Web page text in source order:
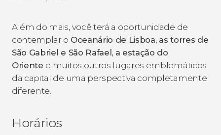
Além do mais, você terá a oportunidade de
contemplar o Oceanário de Lisboa, as torres de
São Gabriel e São Rafael, a estação do
Oriente e muitos outros lugares emblemáticos
da capital de uma perspectiva completamente
diferente.
Horários